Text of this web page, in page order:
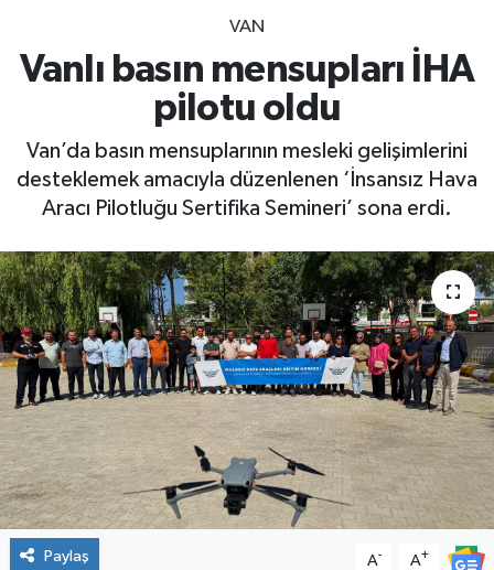
VAN
Vanlı basın mensupları İHA
pilotu oldu
Van’da basın mensuplarının mesleki gelişimlerini
desteklemek amacıyla düzenlenen ‘İnsansız Hava
Aracı Pilotluğu Sertifika Semineri’ sona erdi.
Paylaş A- A+
Süper Lig Puan Durumu ve Fikstür
Tüm Manşetler
Son Dakika Haberleri
Haber Arşivi